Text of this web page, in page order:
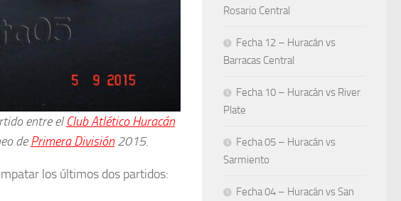
entre elClub Atlético Huracán
dePrimera División2015.
los últimos dos partidos:
Rosario Central
Fecha 12 – Huracán vs
Barracas Central
Fecha 10 – Huracán vs River
Plate
Fecha 05 – Huracán vs
Sarmiento
Fecha 04 – Huracán vs San